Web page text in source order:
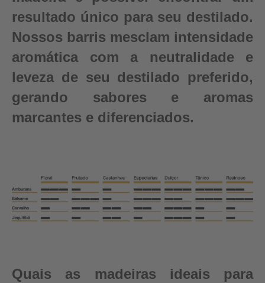
resultado único para seu destilado.
Nossos barris mesclam intensidade
aromática com a neutralidade e
leveza de seu destilado preferido,
gerando sabores e aromas
marcantes e diferenciados.
Quais as madeiras ideais para